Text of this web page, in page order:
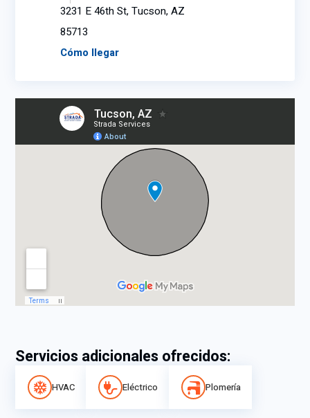
3231 E 46th St, Tucson, AZ
85713
Cómo llegar
Servicios adicionales ofrecidos:
HVAC Eléctrico Plomería